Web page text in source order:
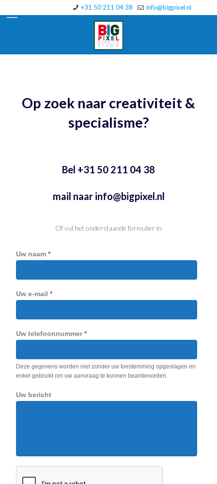
+31 50 211 04 38 info@bigpixel.nl
Op zoek naar creativiteit &
specialisme?
Bel +31 50 211 04 38
mail naar info@bigpixel.nl
Of vul het onderstaande formulier in
Uw naam *
Uw e-mail *
Uw telefoonnummer*
Deze gegevens worden niet zonder uw toestemming opgeslagen en
enkel gebruikt om uw aanvraag te kunnen beantwoorden.
Uw bericht